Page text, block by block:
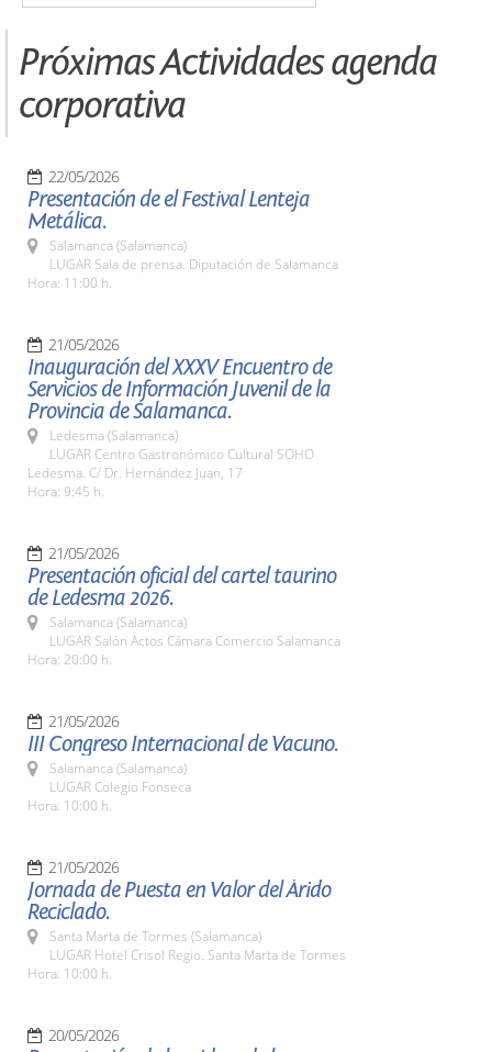
Próximas Actividades agenda
corporativa
22/05/2026
Presentación de el Festival Lenteja
Metálica.
Salamanca (Salamanca)
LUGAR Sala de prensa. Diputación de Salamanca
Hora: 11:00 h.
21/05/2026
Inauguración del XXXV Encuentro de
Servicios de Información Juvenil de la
Provincia de Salamanca.
Ledesma (Salamanca)
LUGAR Centro Gastronómico Cultural SOHO
Ledesma. C/ Dr. Hernández Juan, 17
Hora: 9:45 h.
21/05/2026
Presentación oficial del cartel taurino
de Ledesma 2026.
Salamanca (Salamanca)
LUGAR Salón Actos Cámara Comercio Salamanca
Hora: 20:00 h.
21/05/2026
III Congreso Internacional de Vacuno.
Salamanca (Salamanca)
LUGAR Colegio Fonseca
Hora: 10:00 h.
21/05/2026
Jornada de Puesta en Valor del Árido
Reciclado.
Santa Marta de Tormes (Salamanca)
LUGAR Hotel Crisol Regio. Santa Marta de Tormes
Hora: 10:00 h.
20/05/2026